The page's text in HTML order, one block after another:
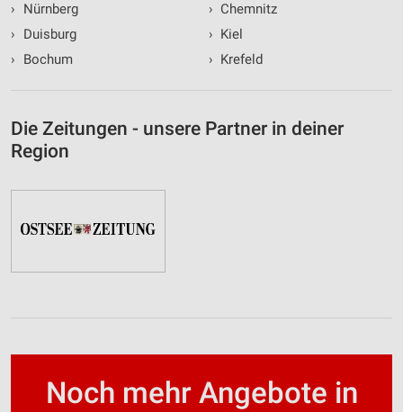
›
Nürnberg
›
Duisburg
›
Bochum
› Chemnitz
› Kiel
› Krefeld
Die Zeitungen - unsere Partner in deiner
Region
Noch mehr Angebote in